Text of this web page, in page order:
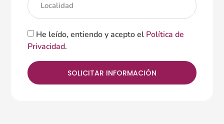
He leído, entiendo y acepto el Política de
Privacidad.
SOLICITAR INFORMACIÓN